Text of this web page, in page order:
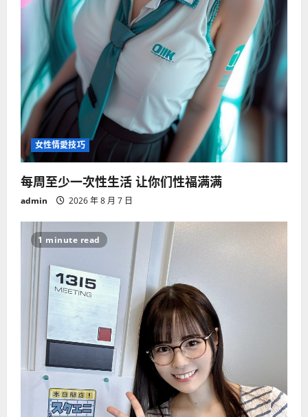
女性情愛技巧
每周至少一次性生活 让你们性福满满
admin 2026 年 8 月 7 日
1 minute read